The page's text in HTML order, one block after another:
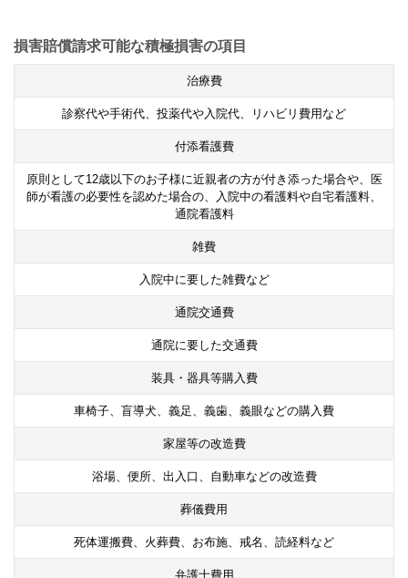
損害賠償請求可能な積極損害の項目
治療費
診察代や手術代、投薬代や入院代、リハビリ費用など
付添看護費
原則として12歳以下のお子様に近親者の方が付き添った場合や、医
師が看護の必要性を認めた場合の、入院中の看護料や自宅看護料、
通院看護料
雑費
入院中に要した雑費など
通院交通費
通院に要した交通費
装具・器具等購入費
車椅子、盲導犬、義足、義歯、義眼などの購入費
家屋等の改造費
浴場、便所、出入口、自動車などの改造費
葬儀費用
死体運搬費、火葬費、お布施、戒名、読経料など
弁護士費用